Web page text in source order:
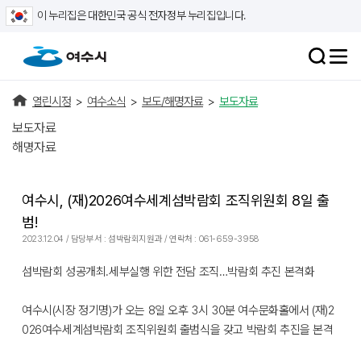
이 누리집은 대한민국 공식 전자정부 누리집입니다.
열린시정 > 여수소식 > 보도/해명자료 > 보도자료
보도자료
해명자료
여수시, (재)2026여수세계섬박람회 조직위원회 8일 출
범!
2023.12.04 / 담당부서 : 섬박람회지원과 / 연락처 : 061-659-3958
섬박람회 성공개최․세부실행 위한 전담 조직…박람회 추진 본격화
여수시(시장 정기명)가 오는 8일 오후 3시 30분 여수문화홀에서 (재)2
026여수세계섬박람회 조직위원회 출범식을 갖고 박람회 추진을 본격